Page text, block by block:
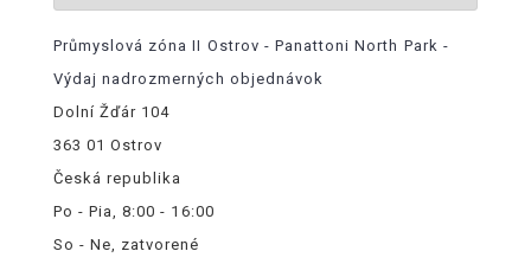
Průmyslová zóna II Ostrov - Panattoni North Park -
Výdaj nadrozmerných objednávok
Dolní Žďár 104
363 01 Ostrov
Česká republika
Po - Pia, 8:00 - 16:00
So - Ne, zatvorené